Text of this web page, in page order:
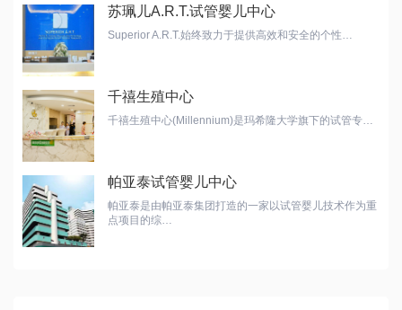
苏珮儿A.R.T.试管婴儿中心
Superior A.R.T.始终致力于提供高效和安全的个性…
千禧生殖中心
千禧生殖中心(Millennium)是玛希隆大学旗下的试管专…
帕亚泰试管婴儿中心
帕亚泰是由帕亚泰集团打造的一家以试管婴儿技术作为重
点项目的综…